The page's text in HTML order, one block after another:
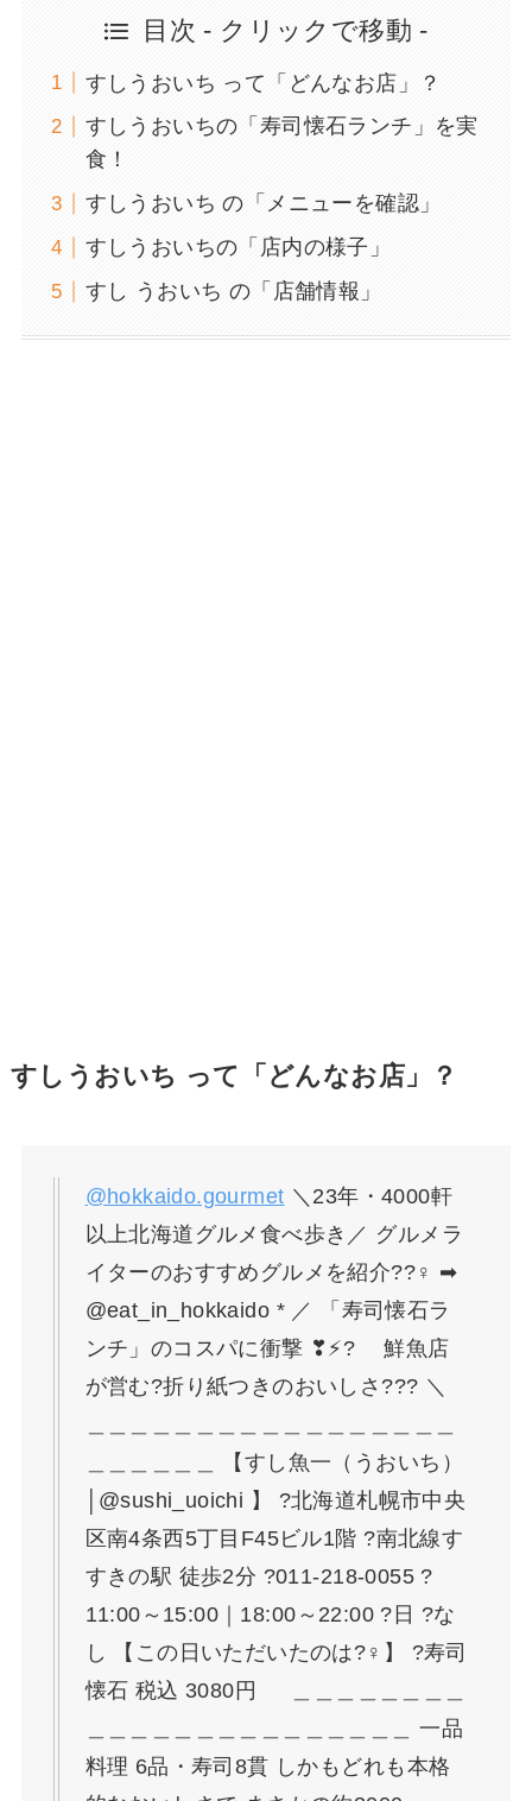
目次 - クリックで移動 -
すしうおいち って「どんなお店」？
すしうおいちの「寿司懐石ランチ」を実
食！
すしうおいち の「メニューを確認」
すしうおいちの「店内の様子」
すし うおいち の「店舗情報」
すしうおいち って「どんなお店」？
@hokkaido.gourmet ＼23年・4000軒
以上北海道グルメ食べ歩き／ グルメラ
イターのおすすめグルメを紹介??‍♀️ ➡
@eat_in_hokkaido * ／ 「寿司懐石ラ
ンチ」のコスパに衝撃 ❣⚡? 鮮魚店
が営む?折り紙つきのおいしさ??? ＼
＿＿＿＿＿＿ 【すし魚一（うおいち）
│@sushi_uoichi 】 ?北海道札幌市中央
区南4条西5丁目F45ビル1階 ?南北線す
すきの駅 徒歩2分 ?011-218-0055 ?
11:00～15:00｜18:00～22:00 ?日 ?な
し 【この日いただいたのは?‍♀️】 ?寿司
懐石 税込 3080円 ＿＿＿＿＿＿＿＿
＿＿＿＿＿＿＿＿＿＿＿＿＿＿＿ 一品
料理 6品・寿司8貫 しかもどれも本格